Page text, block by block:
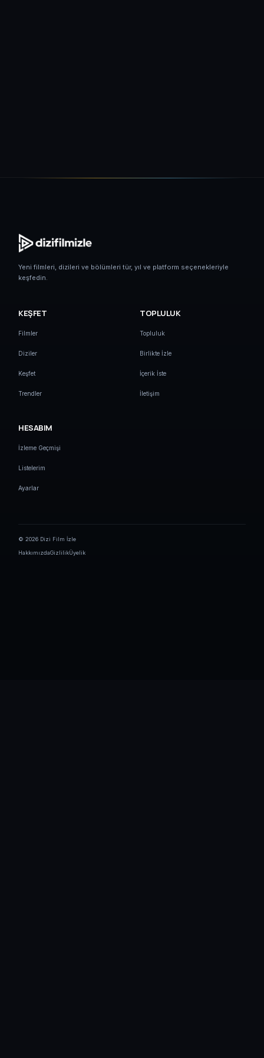
Yeni filmleri, dizileri ve bölümleri tür, yıl ve platform seçenekleriyle
keşfedin.
KEŞFET
Filmler
Diziler
Keşfet
Trendler
TOPLULUK
Topluluk
Birlikte İzle
İçerik İste
İletişim
HESABIM
İzleme Geçmişi
Listelerim
Ayarlar
© 2026 Dizi Film İzle
HakkımızdaGizlilikÜyelik